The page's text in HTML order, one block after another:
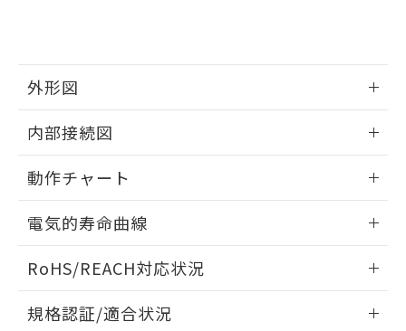
外形図
内部接続図
動作チャート
電気的寿命曲線
RoHS/REACH対応状況
規格認証/適合状況
用者の範囲」に記載されている法人を
るもので、過去に遡って非含有を証明する
ものではありません。
また、RoHS指令のフタル酸エステル類４
物質の対応では、対応完了までの期間は出
荷製品に未対応品が混在することから備考
欄に対応日を記載しておりました。
既に当社にて対応品への在庫切替を完了
り、2022年1月12日より割愛しておりま
す。